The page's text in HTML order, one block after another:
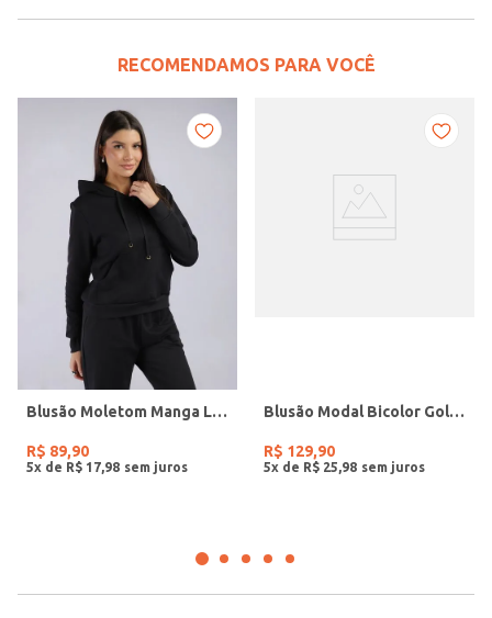
RECOMENDAMOS PARA VOCÊ
Blusão Moletom Manga Longa Feminino PRETO
R$ 89,90
5x de R$ 17 98
Blusão Modal Bicolor Gola Polo Feminino PRETO/PRETO/OFF WHITE
R$ 129,90
5x de R$ 25 98